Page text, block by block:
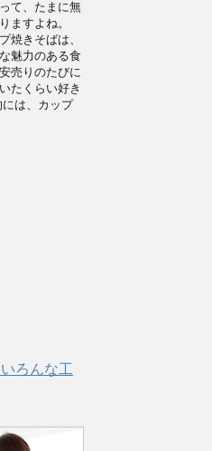
て、たまに無
ますよね。
焼きそばは、
魅力のある食
売りのたびに
たくらい好き
は、カップ
ろんな工